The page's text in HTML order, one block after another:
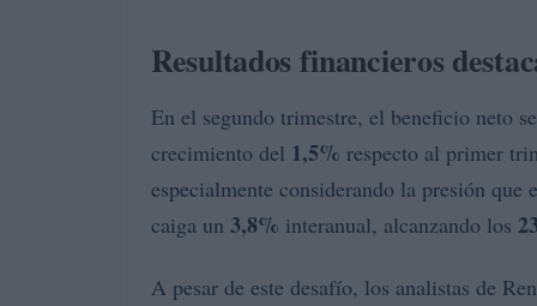
Resultados financieros
En el segundo trimestre, el beneficio neto
crecimiento del 1,5% respecto al primer
especialmente considerando la presión que
caiga un 3,8% interanual, alcanzando los
A pesar de este desafío, los analistas de